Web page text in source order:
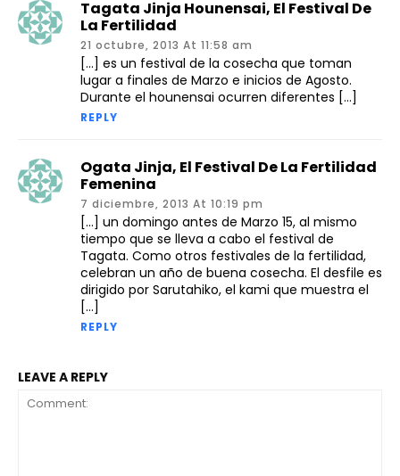
Tagata Jinja Hounensai, El Festival De
La Fertilidad
21 octubre, 2013 At 11:58 am
[…] es un festival de la cosecha que toman
lugar a finales de Marzo e inicios de Agosto.
Durante el hounensai ocurren diferentes […]
REPLY
Ogata Jinja, El Festival De La Fertilidad
Femenina
7 diciembre, 2013 At 10:19 pm
[…] un domingo antes de Marzo 15, al mismo
tiempo que se lleva a cabo el festival de
Tagata. Como otros festivales de la fertilidad,
celebran un año de buena cosecha. El desfile es
dirigido por Sarutahiko, el kami que muestra el
[…]
REPLY
LEAVE A REPLY